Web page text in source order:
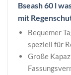
Bseash 60 l
mit
Bequemer
speziell für
Große